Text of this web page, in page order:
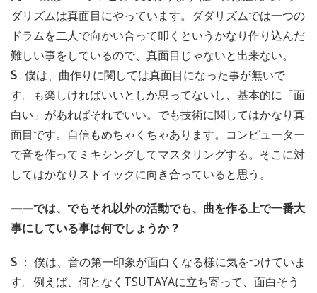
ダリズムは真面目にやっています。ダダリズムでは一つの
ドラムを二人で向かい合って叩くというかなり作り込んだ
難しい事をしているので、真面目じゃないと出来ない。
S: 僕は、曲作りに関しては真面目になった事が無いで
す。も楽しければいいとしか思ってないし、基本的に「面
白い」があればそれでいい。でも技術に関してはかなり真
面目です。自信もめちゃくちゃあります。コンピューター
で音を作ってミキシングしてマスタリングする。そこに対
してはかなりストイックに向き合っていると思う。
——では、でもそれ以外の活動でも、曲を作る上で一番大
事にしている事は何でしょうか？
S ： 僕は、音の第一印象が面白くなる様に気をつけていま
す。例えば、何となくTSUTAYAに立ち寄って、面白そう